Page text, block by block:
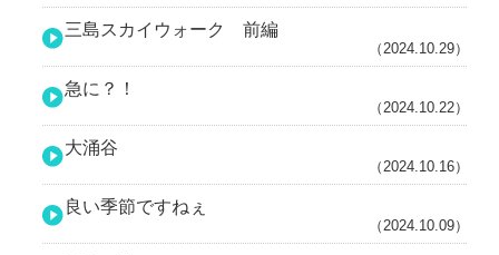
三島スカイウォーク 前編
（2024.10.29）
急に？！
（2024.10.22）
大涌谷
（2024.10.16）
良い季節ですねぇ
（2024.10.09）